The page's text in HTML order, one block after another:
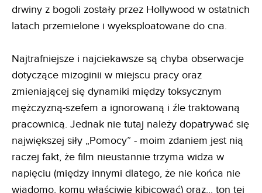
drwiny z bogoli zostały przez Hollywood w ostatnich
latach przemielone i wyeksploatowane do cna.
Najtrafniejsze i najciekawsze są chyba obserwacje
dotyczące mizoginii w miejscu pracy oraz
zmieniającej się dynamiki między toksycznym
mężczyzną-szefem a ignorowaną i źle traktowaną
pracownicą. Jednak nie tutaj należy dopatrywać się
największej siły „Pomocy” - moim zdaniem jest nią
raczej fakt, że film nieustannie trzyma widza w
napięciu (między innymi dlatego, że nie końca nie
wiadomo, komu właściwie kibicować) oraz... ton tej